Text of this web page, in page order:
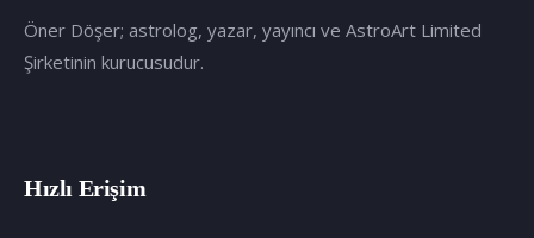
Öner Döşer; astrolog, yazar, yayıncı ve AstroArt Limited
Şirketinin kurucusudur.
Hızlı Erişim